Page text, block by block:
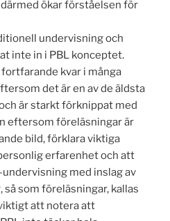
ökar förståelsen för
undervisning och
inte in i PBL konceptet.
kvar i många
det är en av de äldsta
är starkt förknippat med
eftersom föreläsningar är
bild, förklara viktiga
erfarenhet och att
med inslag av
som föreläsningar, kallas
att notera att